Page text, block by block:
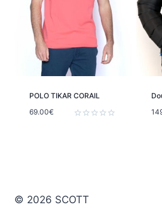
POLO TIKAR CORAIL
69.00€
© 2026 SCOTT